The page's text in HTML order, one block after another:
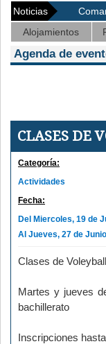
Noticias
Alojamientos
Agenda de
CLASES DE
Categoría:
Actividades
Fecha:
Del Miercoles, 19 de
Al Jueves, 27 de
Clases de
Martes y jueves
bachillerato
Inscripciones